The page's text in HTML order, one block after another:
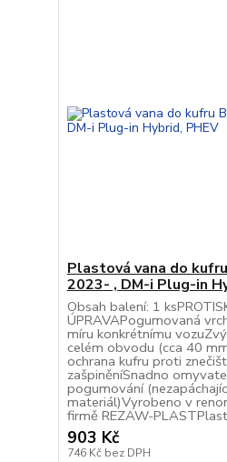
Plastová vana do
2023- , DM-i Plug-in
Obsah balení: 1
ÚPRAVAPogumovaná
míru konkrétnímu
celém obvodu (cca 40
ochrana kufru proti
zašpiněníSnadno
pogumování
materiál)Vyrobeno v
firmě REZAW-
903 Kč
746 Kč bez DPH